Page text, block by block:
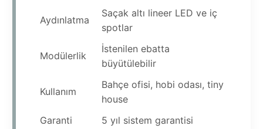
Aydınlatma
Saçak altı lineer LED ve iç
spotlar
Modülerlik
İstenilen ebatta
büyütülebilir
Kullanım
Bahçe ofisi, hobi odası, tiny
house
Garanti
5 yıl sistem garantisi